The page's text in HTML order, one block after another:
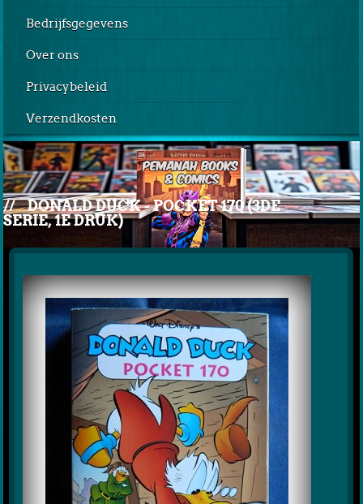
Bedrijfsgegevens
Over ons
Privacybeleid
Verzendkosten
// DONALD DUCK - POCKET 170 (3DE
SERIE, 1E DRUK)